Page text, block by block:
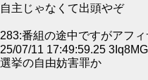
自主じゃなくて出頭やぞ
283:番組の途中ですがアフ
25/07/11 17:49:59.25
選挙の自由妨害罪か